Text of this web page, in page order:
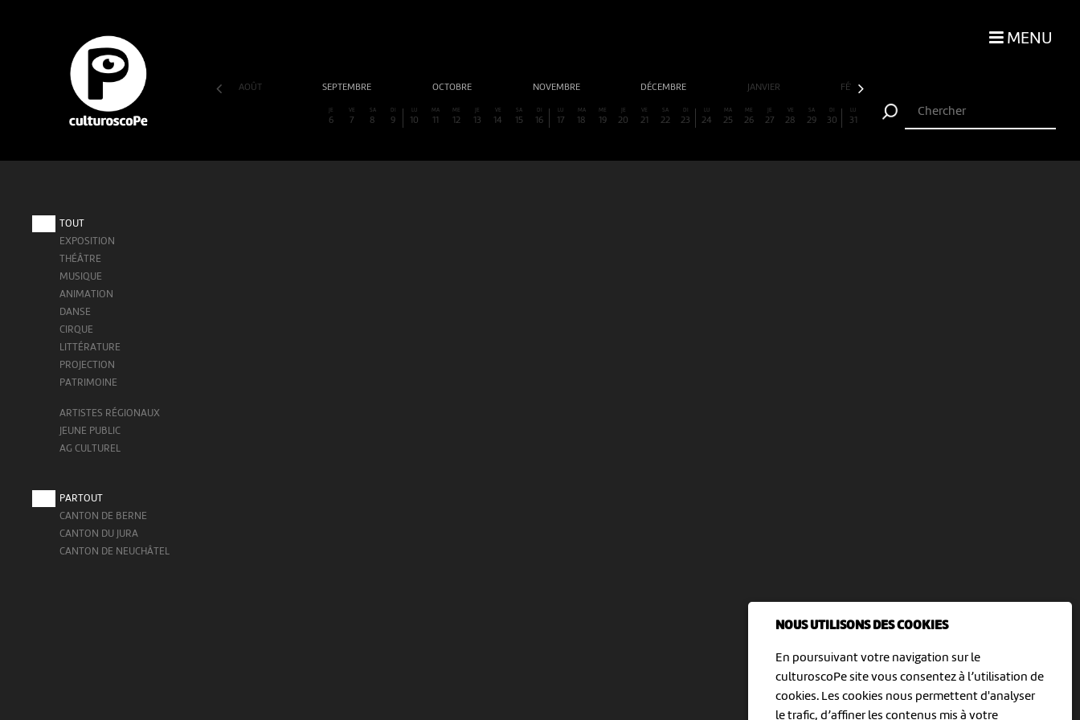
NOUS UTILISONS DES COOKIES
En poursuivant votre navigation sur le
culturoscoPe site vous consentez à l’utilisation de
cookies. Les cookies nous permettent d'analyser
le trafic, d’affiner les contenus mis à votre
MENU
AOÛT SEPTEMBRE OCTOBRE NOVEMBRE DÉCEMBRE JANVIER FÉVRIER
JE
6
VE
7
SA
8
DI
9
LU
10
MA
11
ME
12
JE
13
VE
14
SA
15
DI
16
LU
17
MA
18
ME
19
JE
20
VE
21
SA
22
DI
23
LU
24
MA
25
ME
26
JE
27
VE
28
SA
29
DI
30
LU
31
TOUT
EXPOSITION
THÉÂTRE
MUSIQUE
ANIMATION
DANSE
CIRQUE
LITTÉRATURE
PROJECTION
PATRIMOINE
ARTISTES RÉGIONAUX
JEUNE PUBLIC
AG CULTUREL
PARTOUT
CANTON DE BERNE
CANTON DU JURA
CANTON DE NEUCHÂTEL